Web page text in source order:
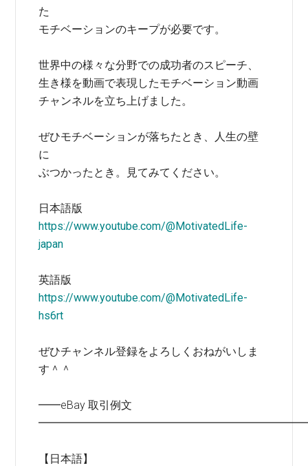
た
モチベーションのキープが必要です。
世界中の様々な分野での成功者のスピーチ、
生き様を動画で表現したモチベーション動画
チャンネルを立ち上げました。
ぜひモチベーションが落ちたとき、人生の壁
に
ぶつかったとき。見てみてください。
日本語版
https://www.youtube.com/@MotivatedLife-
japan
英語版
https://www.youtube.com/@MotivatedLife-
hs6rt
ぜひチャンネル登録をよろしくおねがいしま
す＾＾
━━eBay 取引例文
【日本語】